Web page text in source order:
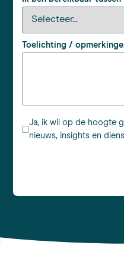
Toelichting /
Ja, ik wil op de hoogte
nieuws, insights en